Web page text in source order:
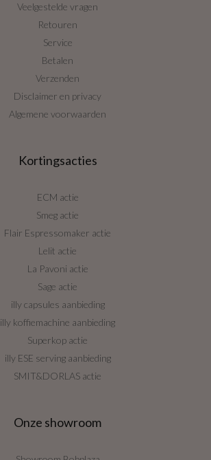
Veelgestelde vragen
Retouren
Service
Betalen
Verzenden
Disclaimer en privacy
Algemene voorwaarden
Kortingsacties
ECM actie
Smeg actie
Flair Espressomaker actie
Lelit actie
La Pavoni actie
Sage actie
illy capsules aanbieding
illy koffiemachine aanbieding
Superkop actie
illy ESE serving aanbieding
SMIT&DORLAS actie
Onze showroom